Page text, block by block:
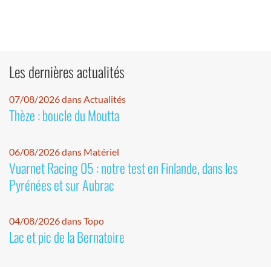
Les dernières actualités
07/08/2026 dans Actualités
Thèze : boucle du Moutta
06/08/2026 dans Matériel
Vuarnet Racing 05 : notre test en Finlande, dans les
Pyrénées et sur Aubrac
04/08/2026 dans Topo
Lac et pic de la Bernatoire